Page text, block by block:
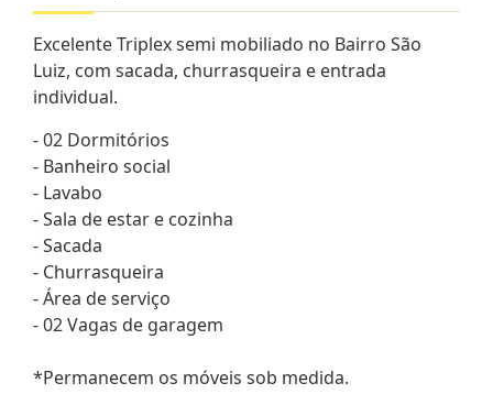
Excelente Triplex semi mobiliado no Bairro São
Luiz, com sacada, churrasqueira e entrada
individual.
- 02 Dormitórios
- Banheiro social
- Lavabo
- Sala de estar e cozinha
- Sacada
- Churrasqueira
- Área de serviço
- 02 Vagas de garagem
*Permanecem os móveis sob medida.